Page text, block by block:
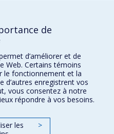
de
d’améliorer et de
Web. Certains témoins
le fonctionnement et la
d’autres enregistrent vos
vous consentez à notre
répondre à vos besoins.
les
>